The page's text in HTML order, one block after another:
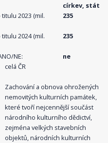
církev, stát
2023 (mil.
235
2024 (mil.
235
NE:
ne
celá ČR
Zachování a obnova ohrožených
nemovitých kulturních památek,
které tvoří nejcennější součást
národního kulturního dědictví,
zejména velkých stavebních
objektů, národních kulturních